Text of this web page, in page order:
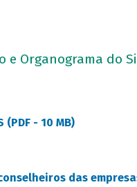
Organograma do
- 10 MB)
das